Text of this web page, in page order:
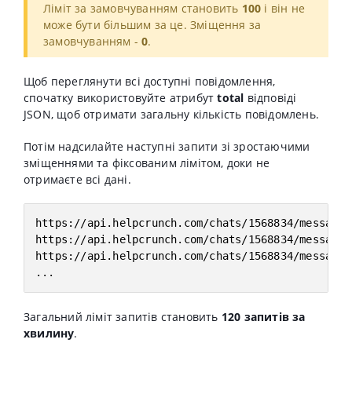
Ліміт за замовчуванням становить 100 і він не
може бути більшим за це. Зміщення за
замовчуванням -0.
Щоб переглянути всі доступні повідомлення,
спочатку використовуйте атрибутtotal відповіді
JSON, щоб отримати загальну кількість повідомлень.
Потім надсилайте наступні запити зі зростаючими
зміщеннями та фіксованим лімітом, доки не
отримаєте всі дані.
https://api.helpcrunch.com/chats/1568834/
https://api.helpcrunch.com/chats/1568834/
https://api.helpcrunch.com/chats/1568834/
...
Загальний ліміт запитів становить 120 запитів за
хвилину.